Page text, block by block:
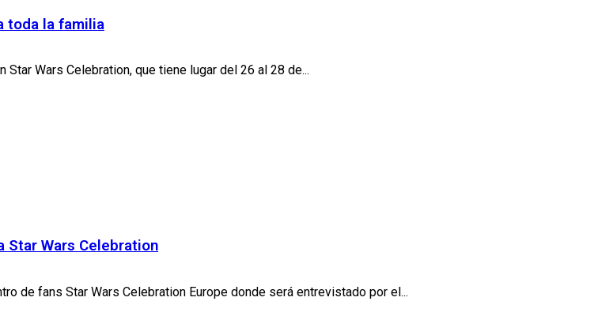
toda la familia
Wars Celebration, que tiene lugar del 26 al 28 de...
Star Wars Celebration
de fans Star Wars Celebration Europe donde será entrevistado por el...